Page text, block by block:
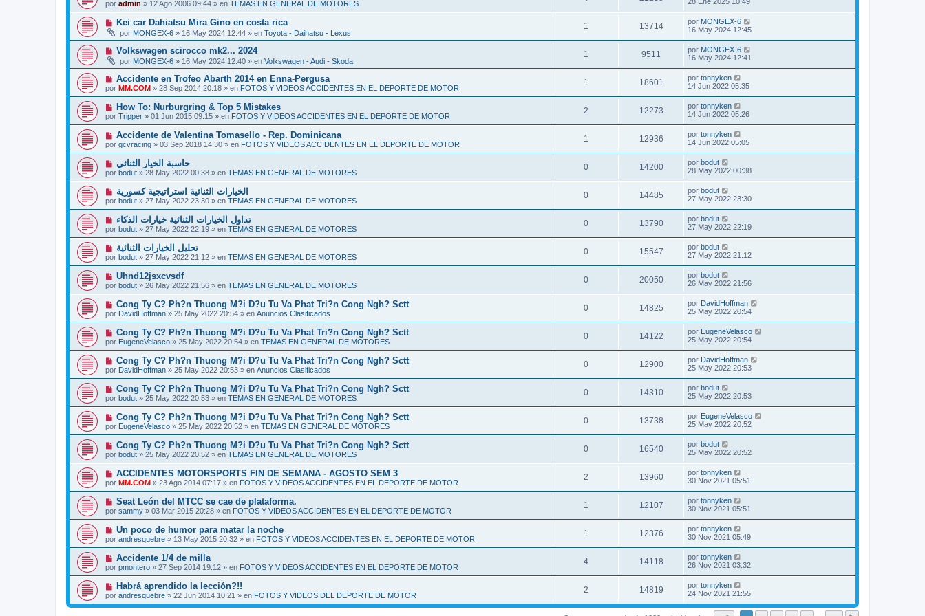
s
a
e
m
e
s
a
e
v
o
m
e
n
s
a
e
por admin » 12 Ago 2006 09:44 » en TEMAS EN GENERAL DE MOTORES
N
e
v
m
e
n
s
a
e
Kei car Dahiatsu Mira Gino en costa rica
por MONGEX-6 » 16 May 2024 12:44 » en Toyota - Daihatsu - Lexus
1 13714 por MONGEX-6
16 May 2024 12:45
N
e
o
m
e
s
a
e
Volkswagen scirocco mk2... 2024
por MONGEX-6 » 16 May 2024 12:40 » en Volkswagen - Audi - Skoda
1 9511 por MONGEX-6
16 May 2024 12:41
N
u
e
v
o
m
e
n
s
a
e
Accidente en Trofeo Abarth 2014 en Enna-Pergusa
por MM.COM » 28 Sep 2014 20:18 » en FOTOS Y VIDEOS ACCIDENTES EN EL DEPORTE DE MOTOR
1 18601 por tonnyken
14 Jun 2022 05:35
N
u
e
o
m
e
n
s
a
e
How To: Nurburgring & Top 5 Mistakes
por Tripper » 01 Jun 2015 09:15 » en FOTOS Y VIDEOS ACCIDENTES EN EL DEPORTE DE MOTOR
2 12273 por tonnyken
14 Jun 2022 05:26
N
u
e
o
m
e
n
s
a
e
Accidente de Valentina Tomasello - Rep. Dominicana
por gcvracing » 03 Sep 2018 14:30 » en FOTOS Y VIDEOS ACCIDENTES EN EL DEPORTE DE MOTOR
1 12936 por tonnyken
14 Jun 2022 05:05
u
e
o
m
e
n
s
a
e
حاسبة الخيار الثنائي
por bodut » 28 May 2022 00:38 » en TEMAS EN GENERAL DE MOTORES
0 14200 por bodut
28 May 2022 00:38
N
u
e
o
m
e
n
s
a
e
الخيارات الثنائية استراتيجية كسورية
por bodut » 27 May 2022 23:30 » en TEMAS EN GENERAL DE MOTORES
0 14485 por bodut
27 May 2022 23:30
N
u
e
o
m
e
n
s
a
e
تداول الخيارات الثنائية خيارات الذكاء
por bodut » 27 May 2022 22:19 » en TEMAS EN GENERAL DE MOTORES
0 13790 por bodut
27 May 2022 22:19
N
u
e
v
o
m
e
n
s
a
e
تحليل الخيارات الثنائية
por bodut » 27 May 2022 21:12 » en TEMAS EN GENERAL DE MOTORES
0 15547 por bodut
27 May 2022 21:12
N
u
e
o
m
e
n
s
a
e
Uhnd12jsxcvsdf
por bodut » 26 May 2022 21:56 » en TEMAS EN GENERAL DE MOTORES
0 20050 por bodut
26 May 2022 21:56
N
u
e
o
m
e
n
s
a
e
Cong Ty C? Ph?n Thuong M?i D?u Tu Va Phat Tri?n Cong Ngh? Sctt
por DavidHoffman » 25 May 2022 20:54 » en Anuncios Clasificados
0 14825 por DavidHoffman
25 May 2022 20:54
N
u
e
o
m
e
n
s
a
e
Cong Ty C? Ph?n Thuong M?i D?u Tu Va Phat Tri?n Cong Ngh? Sctt
por EugeneVelasco » 25 May 2022 20:54 » en TEMAS EN GENERAL DE MOTORES
0 14122 por EugeneVelasco
25 May 2022 20:54
N
u
e
o
m
e
n
s
a
e
Cong Ty C? Ph?n Thuong M?i D?u Tu Va Phat Tri?n Cong Ngh? Sctt
por DavidHoffman » 25 May 2022 20:53 » en Anuncios Clasificados
0 12900 por DavidHoffman
25 May 2022 20:53
N
u
e
o
m
e
n
s
a
e
Cong Ty C? Ph?n Thuong M?i D?u Tu Va Phat Tri?n Cong Ngh? Sctt
por bodut » 25 May 2022 20:53 » en TEMAS EN GENERAL DE MOTORES
0 14310 por bodut
25 May 2022 20:53
N
u
e
o
m
e
n
s
a
e
Cong Ty C? Ph?n Thuong M?i D?u Tu Va Phat Tri?n Cong Ngh? Sctt
por EugeneVelasco » 25 May 2022 20:52 » en TEMAS EN GENERAL DE MOTORES
0 13738 por EugeneVelasco
25 May 2022 20:52
N
u
e
o
m
e
n
s
a
e
Cong Ty C? Ph?n Thuong M?i D?u Tu Va Phat Tri?n Cong Ngh? Sctt
por bodut » 25 May 2022 20:52 » en TEMAS EN GENERAL DE MOTORES
0 16540 por bodut
25 May 2022 20:52
N
u
e
v
o
m
e
n
s
a
e
ACCIDENTES MOTORSPORTS FIN DE SEMANA - AGOSTO SEM 3
por MM.COM » 23 Ago 2014 07:17 » en FOTOS Y VIDEOS ACCIDENTES EN EL DEPORTE DE MOTOR
2 13960 por tonnyken
30 Nov 2021 05:51
N
u
e
v
o
m
e
n
s
a
e
Seat León del MTCC se cae de plataforma.
por sammy » 03 Mar 2015 20:28 » en FOTOS Y VIDEOS ACCIDENTES EN EL DEPORTE DE MOTOR
1 12107 por tonnyken
30 Nov 2021 05:51
N
u
e
o
m
e
s
a
j
Un poco de humor para matar la noche
por andresquebre » 13 May 2015 20:32 » en FOTOS Y VIDEOS ACCIDENTES EN EL DEPORTE DE MOTOR
1 12376 por tonnyken
30 Nov 2021 05:49
N
u
e
v
o
m
e
Accidente 1/4 de milla
por pmontero » 27 Sep 2014 19:12 » en FOTOS Y VIDEOS ACCIDENTES EN EL DEPORTE DE MOTOR
4 14118 por tonnyken
26 Nov 2021 03:32
N
u
e
v
Habrá aprendido la lección?!!
por andresquebre » 22 Jun 2014 10:21 » en FOTOS Y VIDEOS DEL DEPORTE DE MOTOR
2 14819 por tonnyken
24 Nov 2021 21:55